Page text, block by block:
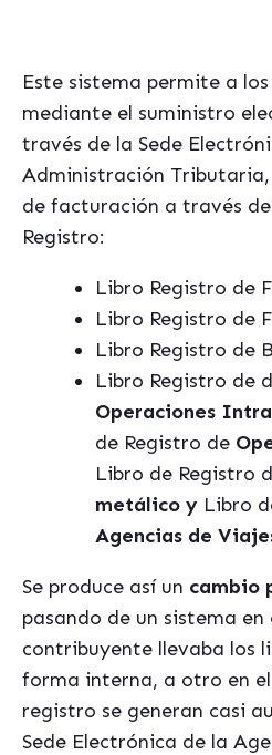
Este sistema permite a
mediante el suministro
través de la Sede
Administración
de facturación a través
Registro:
Libro Registro de
Libro Registro de
Libro Registro de
Libro Registro de
Operaciones
de Registro de
Libro de Registro
metálico y Libro
Agencias de
Se produce así un cambio
pasando de un sistema en
contribuyente llevaba los
forma interna, a otro en
registro se generan casi
Sede Electrónica de la